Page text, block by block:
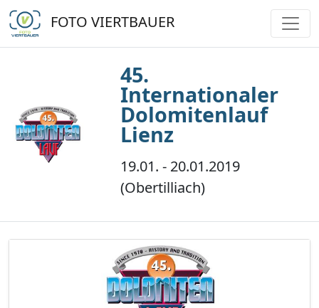
FOTO VIERTBAUER
45.
Internationaler
Dolomitenlauf
Lienz
19.01. - 20.01.2019
(Obertilliach)